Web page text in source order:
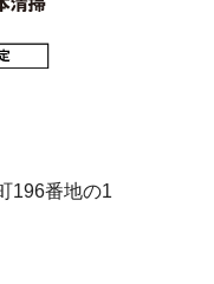
196番地の1